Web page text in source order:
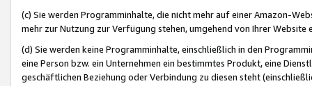
(c) Sie werden Programminhalte, die nicht mehr auf einer Amazon-
mehr zur Nutzung zur Verfügung stehen, umgehend von Ihrer
(d) Sie werden keine Programminhalte, einschließlich in den
eine Person bzw. ein Unternehmen ein bestimmtes Produkt, eine
geschäftlichen Beziehung oder Verbindung zu diesen steht